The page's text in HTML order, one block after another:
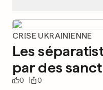
CRISE UKRAINIENNE
Les
par des
0 0